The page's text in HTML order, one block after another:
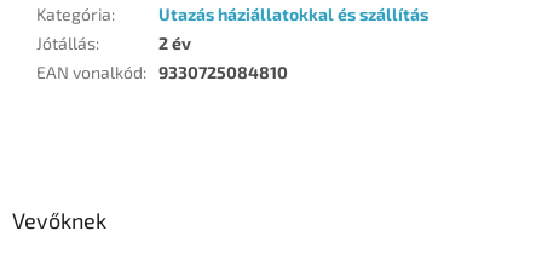
Kategória:
Utazás háziállatokkal és szállítás
Jótállás:
2 év
EAN vonalkód: 9330725084810
Vevőknek